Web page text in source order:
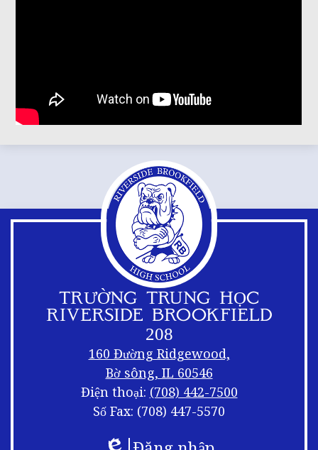
TRƯỜNG TRUNG HỌC
RIVERSIDE BROOKFIELD
208
160 Đường Ridgewood,
Bờ sông, IL 60546
Điện thoại: (708) 442-7500
Số Fax: (708) 447-5570
kết